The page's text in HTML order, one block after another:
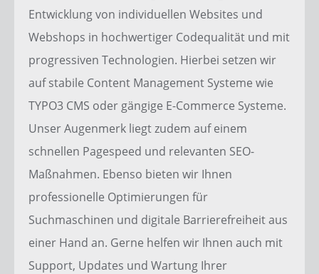
Entwicklungvon individuellen Websites und
Webshops in hochwertiger Codequalität und mit
progressiven Technologien. Hierbei setzen wir
auf stabile Content Management Systeme wie
TYPO3 CMS oder gängige E-Commerce Systeme.
Unser Augenmerk liegt zudem auf einem
schnellen Pagespeed und relevanten SEO-
Maßnahmen. Ebenso bieten wir Ihnen
professionelle Optimierungen für
Suchmaschinen und digitale Barrierefreiheitaus
einer Hand an. Gerne helfen wir Ihnen auch mit
Support, Updates und Wartung Ihrer